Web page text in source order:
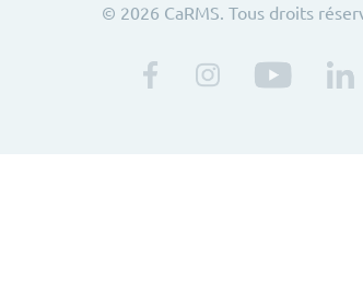
© 2026 CaRMS. Tous droits